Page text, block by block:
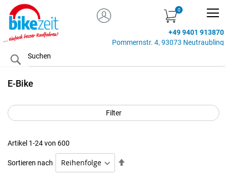
MEIN KONTO
+49 9401 913870
Pommernstr. 4, 93073 Neutraubling
Search
E-Bike
Artikel 1-24von 600
Sortieren nach
Filter